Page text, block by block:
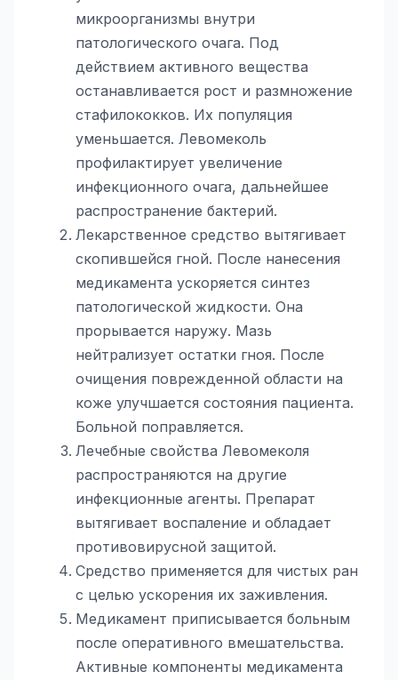
микроорганизмы внутри
патологического очага. Под
действием активного вещества
останавливается рост и размножение
стафилококков. Их популяция
уменьшается. Левомеколь
профилактирует увеличение
инфекционного очага, дальнейшее
распространение бактерий.
Лекарственное средство вытягивает
скопившейся гной. После нанесения
медикамента ускоряется синтез
патологической жидкости. Она
прорывается наружу. Мазь
нейтрализует остатки гноя. После
очищения поврежденной области на
коже улучшается состояния пациента.
Больной поправляется.
Лечебные свойства Левомеколя
распространяются на другие
инфекционные агенты. Препарат
вытягивает воспаление и обладает
противовирусной защитой.
Средство применяется для чистых ран
с целью ускорения их заживления.
Медикамент приписывается больным
после оперативного вмешательства.
Активные компоненты медикамента